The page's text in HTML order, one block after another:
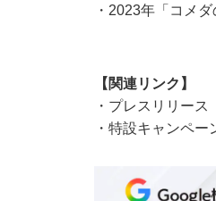
・ 2023年「コメ
【関連リンク】
・ プレスリリース
・ 特設キャンペー